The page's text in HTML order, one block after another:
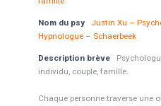
Nom du psy
Justin Xu –
Hypnologue – Schaerbeek
Description brève
individu, couple, famille.
Chaque personne traverse une